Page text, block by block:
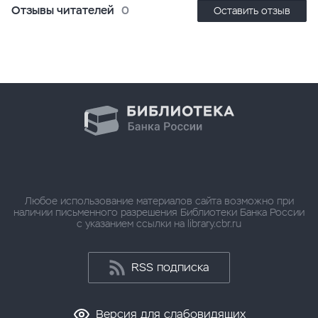
Отзывы читателей 0 Оставить отзыв
Любое использование материалов сайта возможно при
наличии письменного разрешения Библиотеки Банка России
с указанием ссылки на library.cbr.ru
RSS подписка
Версия для слабовидящих